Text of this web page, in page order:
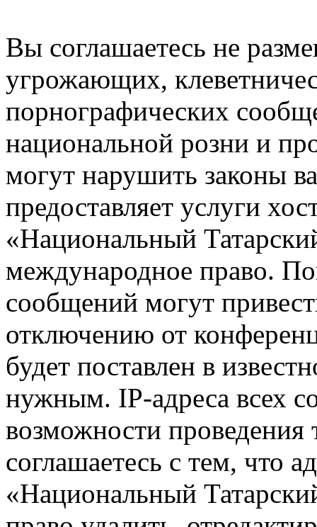
Вы соглашаетесь не
угрожающих,
порнографических
национальной розни и
могут нарушить законы
предоставляет услуги
«Национальный
международное право.
сообщений могут
отключению от
будет поставлен в
нужным. IP-адреса всех
возможности
соглашаетесь с тем, что
«Национальный